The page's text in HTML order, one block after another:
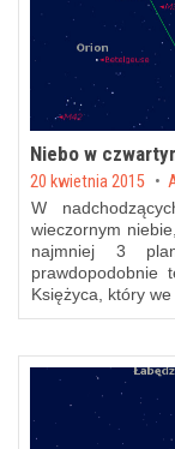
Niebo w
Posted on
20 kwietnia 2015 by
W
wieczornym
najmniej 3
prawdopodobnie
Księżyca, który